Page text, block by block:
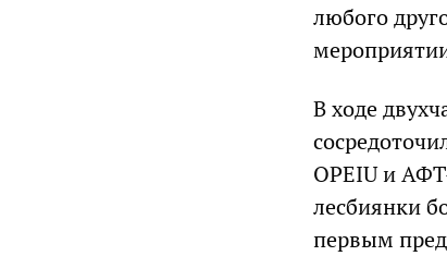
любого
В ходе
OPEIU и
лесбиянки
первым